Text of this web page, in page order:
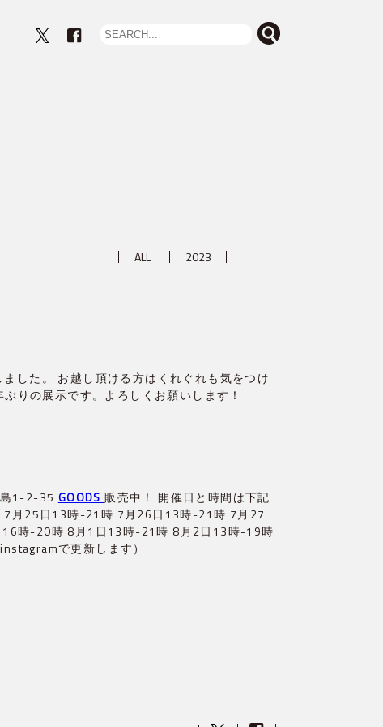
ALL 2023
した。 お越し頂ける方はくれぐれも気をつけ
りの展示です。よろしくお願いします！
1-2-35 GOODS 販売中！ 開催日と時間は下記
月25日13時-21時 7月26日13時-21時 7月27
時-20時 8月1日13時-21時 8月2日13時-19時
で更新します）